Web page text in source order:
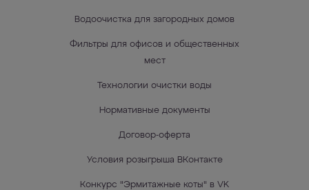
Водоочистка для загородных домов
Фильтры для офисов и общественных
мест
Технологии очистки воды
Нормативные документы
Договор-оферта
Условия розыгрыша ВКонтакте
Конкурс "Эрмитажные коты" в VK